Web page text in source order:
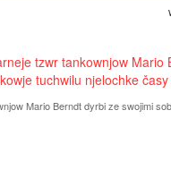
Mario Berndt dyrbi ze swojimi